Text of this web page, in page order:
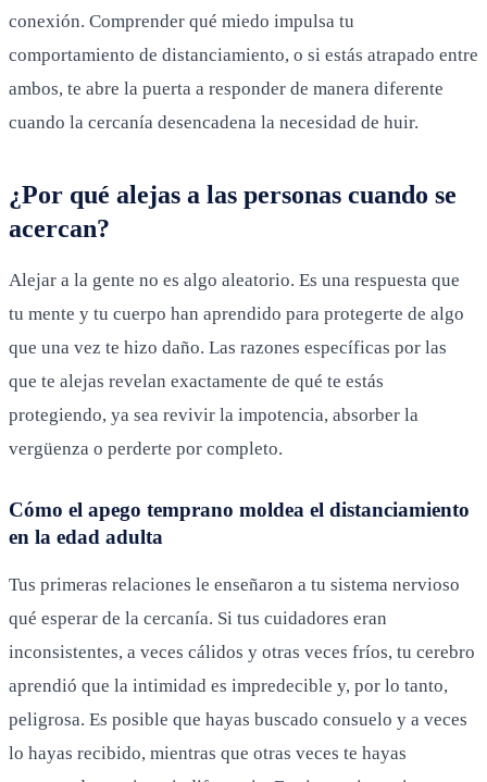
conexión. Comprender qué miedo impulsa tu
comportamiento de distanciamiento, o si estás atrapado entre
ambos, te abre la puerta a responder de manera diferente
cuando la cercanía desencadena la necesidad de huir.
¿Por qué alejas a las personas cuando se
acercan?
Alejar a la gente no es algo aleatorio. Es una respuesta que
tu mente y tu cuerpo han aprendido para protegerte de algo
que una vez te hizo daño. Las razones específicas por las
que te alejas revelan exactamente de qué te estás
protegiendo, ya sea revivir la impotencia, absorber la
vergüenza o perderte por completo.
Cómo el apego temprano moldea el distanciamiento
en la edad adulta
Tus primeras relaciones le enseñaron a tu sistema nervioso
qué esperar de la cercanía. Si tus cuidadores eran
inconsistentes, a veces cálidos y otras veces fríos, tu cerebro
aprendió que la intimidad es impredecible y, por lo tanto,
peligrosa. Es posible que hayas buscado consuelo y a veces
lo hayas recibido, mientras que otras veces te hayas